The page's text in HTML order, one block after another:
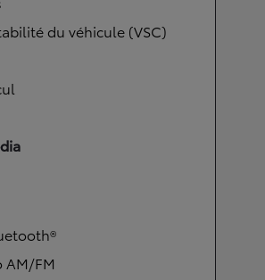
du véhicule (VSC)
AM/FM